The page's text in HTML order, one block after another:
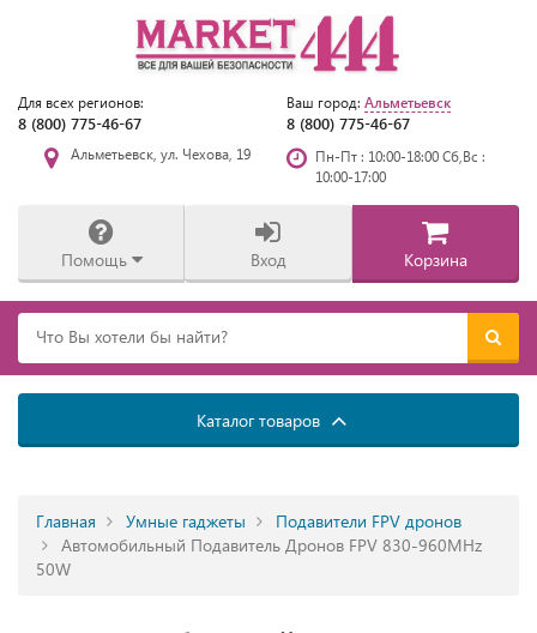
Для всех регионов:
8 (800) 775-46-67
Ваш город: Альметьевск
8 (800) 775-46-67
Альметьевск, ул. Чехова, 19
Пн-Пт : 10:00-18:00 Сб,Вс :
10:00-17:00
Помощь Вход Корзина
Каталог товаров
Главная Умные гаджеты
Подавители FPV дронов
Автомобильный Подавитель Дронов FPV 830-960MHz
50W